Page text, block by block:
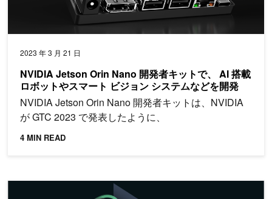
2023 年 3 月 21 日
NVIDIA Jetson Orin Nano 開発者キットで、 AI 搭載
ロボットやスマート ビジョン システムなどを開発
NVIDIA Jetson Orin Nano 開発者キットは、NVIDIA
が GTC 2023 で発表したように、
4 MIN READ
Jetson のストレージ使用量の削減